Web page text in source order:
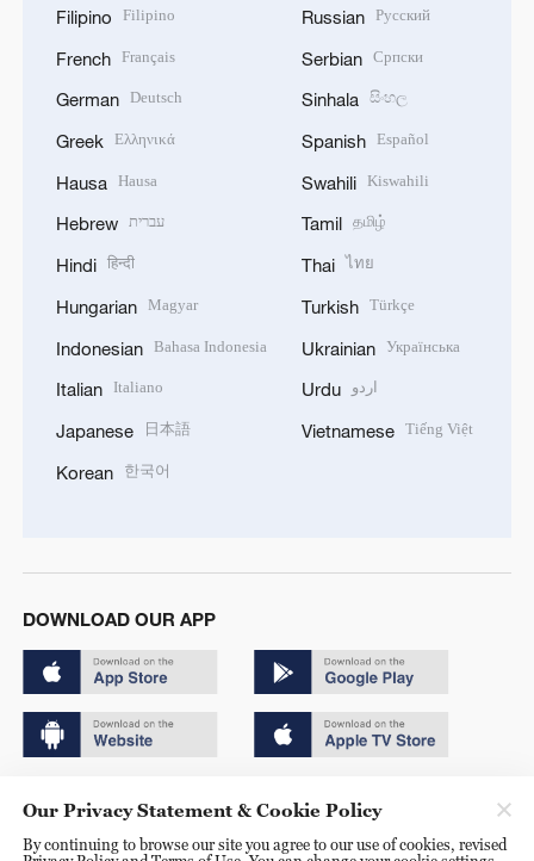
Filipino Filipino
French Français
German Deutsch
Greek Ελληνικά
Hausa Hausa
Hebrew עברית
Hindi हिन्दी
Hungarian Magyar
Indonesian Bahasa Indonesia
Italian Italiano
Japanese 日本語
Korean 한국어
Russian Русский
Serbian Српски
Sinhala සිංහල
Spanish Español
Swahili Kiswahili
Tamil தமிழ்
Thai ไทย
Turkish Türkçe
Ukrainian Українська
Urdu اردو
Vietnamese Tiếng Việt
DOWNLOAD OUR APP
京ICP备20000184号
Our Privacy Statement & Cookie Policy
By continuing to browse our site you agree to our use of cookies, revised